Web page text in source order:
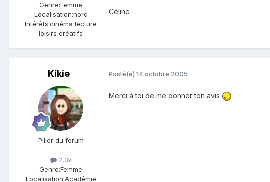
Genre:Femme
Localisation:nord
Intérêts:cinéma lecture
loisirs créatifs
Céline
Kikie
Pilier du forum
2.3k
Genre:Femme
Localisation:Académie
Posté(e) 14 octobre 2005
Merci à toi de me donner ton avis